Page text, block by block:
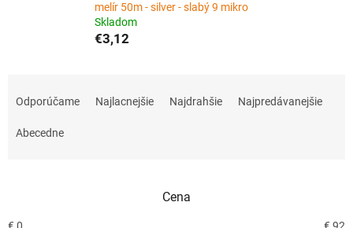
melír 50m - silver - slabý 9 mikro
Skladom
€3,12
r
Odporúčame Najlacnejšie Najdrahšie Najpredávanejšie
Abecedne
Cena